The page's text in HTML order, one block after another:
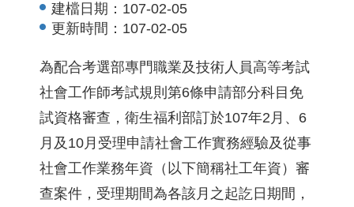
建檔日期： 107-02-05
更新時間： 107-02-05
為配合考選部專門職業及技術人員高等考試
社會工作師考試規則第6條申請部分科目免
試資格審查，衛生福利部訂於107年2月、6
月及10月受理申請社會工作實務經驗及從事
社會工作業務年資（以下簡稱社工年資）審
查案件，受理期間為各該月之起訖日期間，